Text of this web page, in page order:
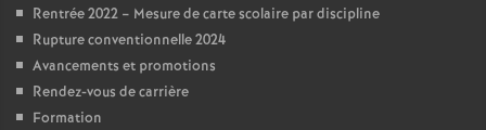
Rentrée 2022 – Mesure de carte scolaire par discipline
Rupture conventionnelle 2024
Avancements et promotions
Rendez-vous de carrière
Formation